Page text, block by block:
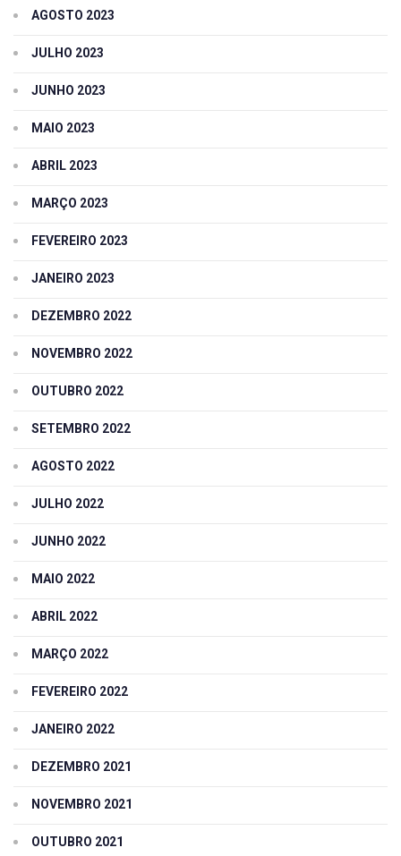
AGOSTO 2023
JULHO 2023
JUNHO 2023
MAIO 2023
ABRIL 2023
MARÇO 2023
FEVEREIRO 2023
JANEIRO 2023
DEZEMBRO 2022
NOVEMBRO 2022
OUTUBRO 2022
SETEMBRO 2022
AGOSTO 2022
JULHO 2022
JUNHO 2022
MAIO 2022
ABRIL 2022
MARÇO 2022
FEVEREIRO 2022
JANEIRO 2022
DEZEMBRO 2021
NOVEMBRO 2021
OUTUBRO 2021